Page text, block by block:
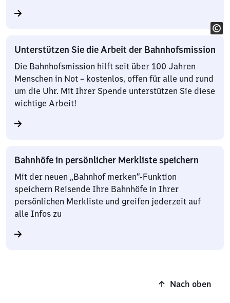
Unterstützen Sie die Arbeit der Bahnhofsmission
Die Bahnhofsmission hilft seit über 100 Jahren
Menschen in Not – kostenlos, offen für alle und rund
um die Uhr. Mit Ihrer Spende unterstützen Sie diese
wichtige Arbeit!
Bahnhöfe in persönlicher Merkliste speichern
Mit der neuen „Bahnhof merken“-Funktion
speichern Reisende Ihre Bahnhöfe in Ihrer
persönlichen Merkliste und greifen jederzeit auf
alle Infos zu
Nach oben